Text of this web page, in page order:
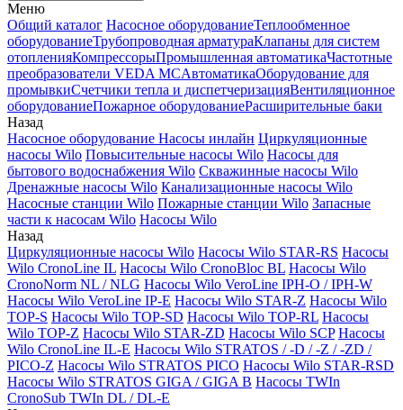
Меню
Общий каталог Насосное оборудованиеТеплообменное
оборудованиеТрубопроводная арматураКлапаны для систем
отопленияКомпрессорыПромышленная автоматикаЧастотные
преобразователи VEDA MCАвтоматикаОборудование для
промывкиСчетчики тепла и диспетчеризацияВентиляционное
оборудованиеПожарное оборудованиеРасширительные баки
Назад
Насосное оборудование Насосы инлайн Циркуляционные
насосы Wilo Повысительные насосы Wilo Насосы для
бытового водоснабжения Wilo Скважинные насосы Wilo
Дренажные насосы Wilo Канализационные насосы Wilo
Насосные станции Wilo Пожарные станции Wilo Запасные
части к насосам Wilo Насосы Wilo
Назад
Циркуляционные насосы Wilo Насосы Wilo STAR-RS Насосы
Wilo CronoLine IL Насосы Wilo CronoBloc BL Насосы Wilo
CronoNorm NL / NLG Насосы Wilo VeroLine IPH-O / IPH-W
Насосы Wilo VeroLine IP-E Насосы Wilo STAR-Z Насосы Wilo
TOP-S Насосы Wilo TOP-SD Насосы Wilo TOP-RL Насосы
Wilo TOP-Z Насосы Wilo STAR-ZD Насосы Wilo SCP Насосы
Wilo CronoLine IL-E Насосы Wilo STRATOS / -D / -Z / -ZD /
PICO-Z Насосы Wilo STRATOS PICO Насосы Wilo STAR-RSD
Насосы Wilo STRATOS GIGA / GIGA B Насосы TWIn
CronoSub TWIn DL / DL-E